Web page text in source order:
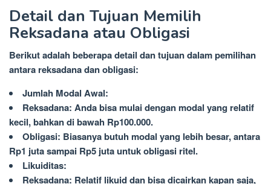
Detail dan Tujuan Memilih
Reksadana atau Obligasi
Berikut adalah beberapa detail dan tujuan dalam pemilihan
antara reksadana dan obligasi:
Jumlah Modal Awal:
Reksadana: Anda bisa mulai dengan modal yang relatif
kecil, bahkan di bawah Rp100.000.
Obligasi: Biasanya butuh modal yang lebih besar, antara
Rp1 juta sampai Rp5 juta untuk obligasi ritel.
Likuiditas:
Reksadana: Relatif likuid dan bisa dicairkan kapan saja,